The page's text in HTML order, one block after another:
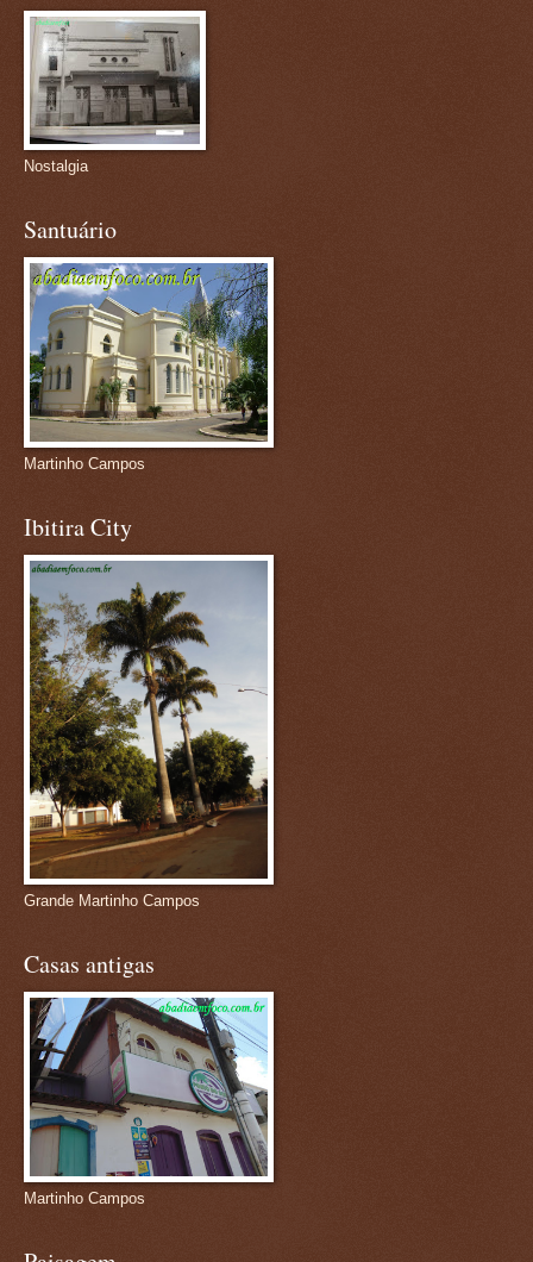
Nostalgia
Santuário
Martinho Campos
Ibitira City
Grande Martinho Campos
Casas antigas
Martinho Campos